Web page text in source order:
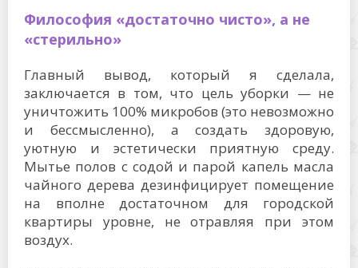
Философия «достаточно чисто», а не
«стерильно»
Главный вывод, который я сделала,
заключается в том, что цель уборки — не
уничтожить 100% микробов (это невозможно
и бессмысленно), а создать здоровую,
уютную и эстетически приятную среду.
Мытье полов с содой и парой капель масла
чайного дерева дезинфицирует помещение
на вполне достаточном для городской
квартиры уровне, не отравляя при этом
воздух.